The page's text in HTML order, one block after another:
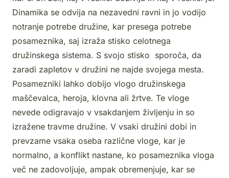
Dinamika se odvija na nezavedni ravni in jo vodijo
notranje potrebe družine, kar presega potrebe
posameznika, saj izraža stisko celotnega
družinskega sistema. S svojo stisko sporoča, da
zaradi zapletov v družini ne najde svojega mesta.
Posamezniki lahko dobijo vlogo družinskega
maščevalca, heroja, klovna ali žrtve. Te vloge
nevede odigravajo v vsakdanjem življenju in so
izražene travme družine. V vsaki družini dobi in
prevzame vsaka oseba različne vloge, kar je
normalno, a konflikt nastane, ko posameznika vloga
več ne zadovoljuje, ampak obremenjuje, kar se